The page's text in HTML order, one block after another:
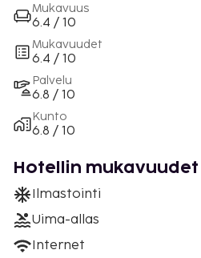
Mukavuus
6.4 / 10
Mukavuudet
6.4 / 10
Palvelu
6.8 / 10
Kunto
6.8 / 10
Hotellin mukavuudet
Ilmastointi
Uima-allas
Internet